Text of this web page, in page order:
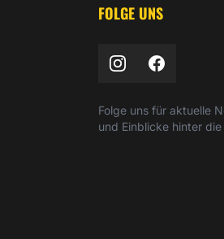
FOLGE UNS
Folge uns für aktuelle
und Einblicke hinter die